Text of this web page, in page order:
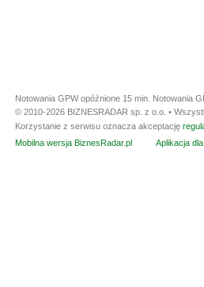
Notowania GPW opóźnione 15 min. Notowania
© 2010-2026 BIZNESRADAR sp. z o.o. •
Korzystanie z serwisu oznacza akceptację
Mobilna wersja BiznesRadar.pl
Aplikacja